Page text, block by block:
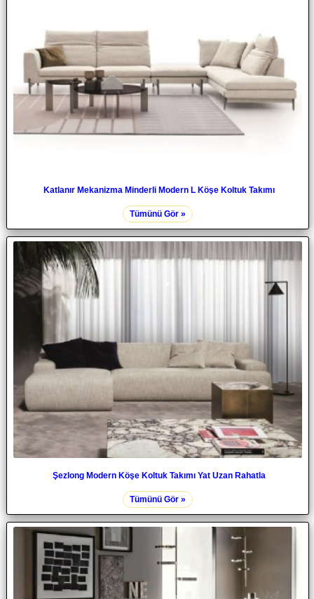
Katlanır Mekanizma Minderli Modern L Köşe Koltuk Takımı
Tümünü Gör »
Şezlong Modern Köşe Koltuk Takımı Yat Uzan Rahatla
Tümünü Gör »